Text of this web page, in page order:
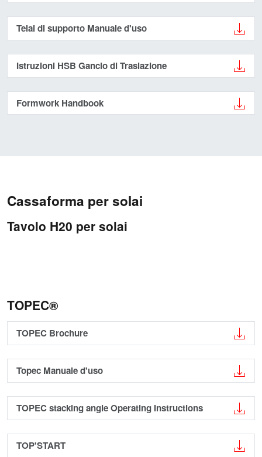
Telai di supporto Manuale d'uso
Istruzioni HSB Gancio di Traslazione
Formwork Handbook
Cassaforma per solai
Tavolo H20 per solai
TOPEC®
TOPEC Brochure
Topec Manuale d'uso
TOPEC stacking angle Operating Instructions
TOP'START